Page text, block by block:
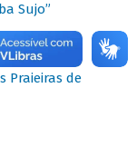
Sujo”
Praieiras de